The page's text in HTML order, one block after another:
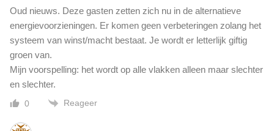
n
w
e
r
u
t
Oud nieuws. Deze gasten zetten zich nu in de alternatieve
energievoorzieningen. Er komen geen verbeteringen zolang het
systeem van winst/macht bestaat. Je wordt er letterlijk giftig
groen van.
Mijn voorspelling: het wordt op alle vlakken alleen maar slechter
en slechter.
0 Reageer